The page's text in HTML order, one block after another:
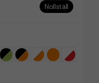
Nollställ